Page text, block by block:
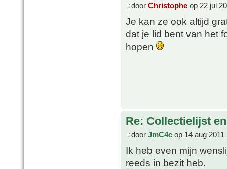
door Christophe op 22 jul
Je kan ze ook altijd
dat je lid bent van het
hopen
Re: Collectielijst
door JmC4c op 14 aug 2011
Ik heb even mijn
reeds in bezit heb.